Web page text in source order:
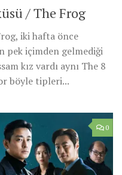
/ The Frog
iki hafta önce
pek içimden gelmediği
kız vardı aynı The 8
böyle tipleri...
0